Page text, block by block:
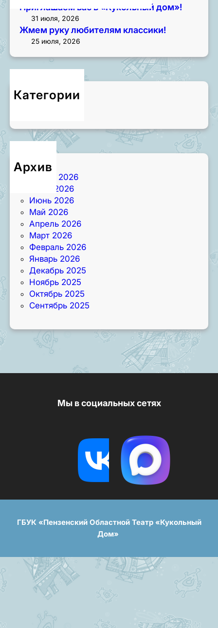
Приглашаем вас в «Кукольный дом»!
31 июля, 2026
Жмем руку любителям классики!
25 июля, 2026
Категории
Новости
Архив
Август 2026
Июль 2026
Июнь 2026
Май 2026
Апрель 2026
Март 2026
Февраль 2026
Январь 2026
Декабрь 2025
Ноябрь 2025
Октябрь 2025
Сентябрь 2025
Мы в социальных сетях
ГБУК «Пензенский Областной Театр «Кукольный
Дом»